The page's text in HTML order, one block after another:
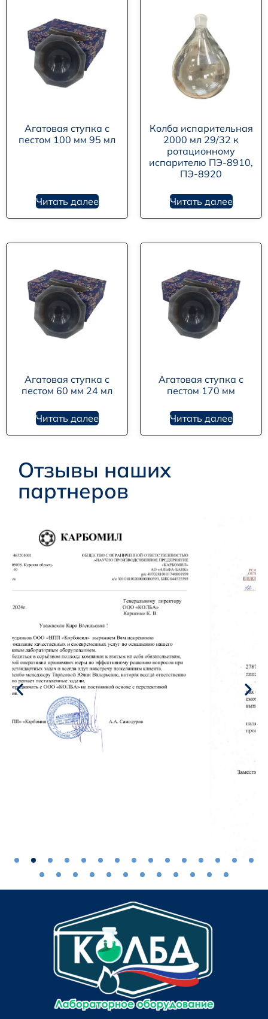
Агатовая ступка с
пестом 100 мм 95 мл
Читать далее
Колба испарительная
2000 мл 29/32 к
ротационному
испарителю ПЭ-8910,
ПЭ-8920
Читать далее
Агатовая ступка с
пестом 60 мм 24 мл
Читать далее
Агатовая ступка с
пестом 170 мм
Читать далее
Отзывы наших
партнеров